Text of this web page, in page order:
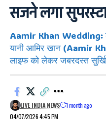
सजने लगा
Aamir Khan Wedding:
यानी आमिर खान (Aamir
लाइफ को लेकर जबरदस्त
04/07/2026 4:45 PM
LIVE INDIA NEWS 1 month ago